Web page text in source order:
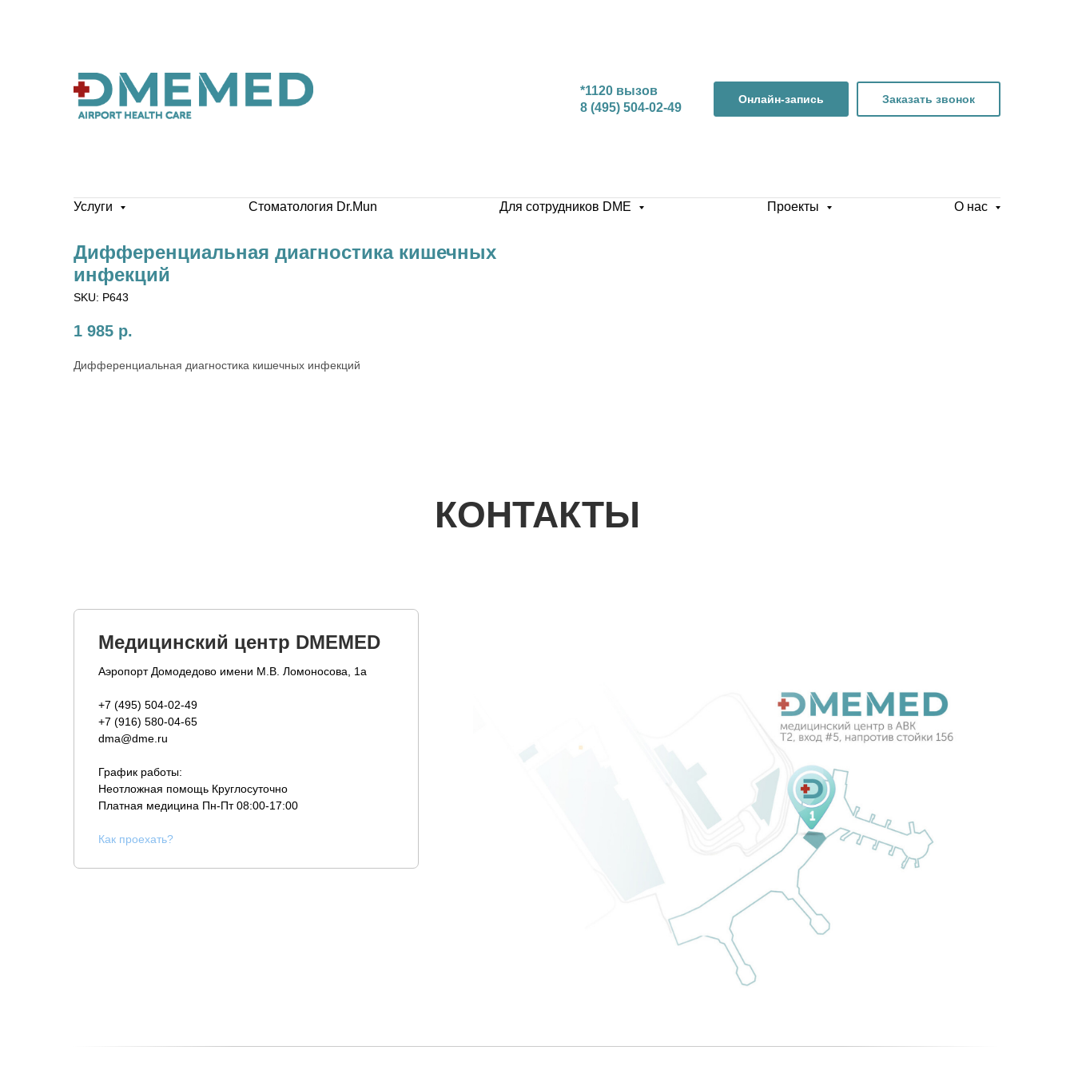
*1120 вызов
8 (495) 504-02-49
Онлайн-запись Заказать звонок
Услуги Стоматология Dr.Mun Для сотрудников DME Проекты О нас
Дифференциальная диагностика кишечных
инфекций
SKU: P643
1 985 р.
Дифференциальная диагностика кишечных инфекций
КОНТАКТЫ
Медицинский центр DMEMED
Аэропорт Домодедово имени М.В. Ломоносова, 1а
+7 (495) 504-02-49
+7 (916) 580-04-65
dma@dme.ru
График работы:
Неотложная помощь Круглосуточно
Платная медицина Пн-Пт 08:00-17:00
Как проехать?